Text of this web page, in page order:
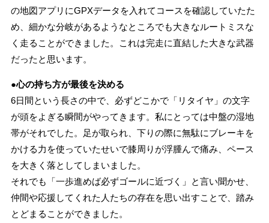
の地図アプリにGPXデータを入れてコースを確認していたた
め、細かな分岐があるようなところでも大きなルートミスな
く走ることができました。これは完走に直結した大きな武器
だったと思います。
●心の持ち方が最後を決める
6日間という長さの中で、必ずどこかで「リタイヤ」の文字
が頭をよぎる瞬間がやってきます。私にとっては中盤の湿地
帯がそれでした。足が取られ、下りの際に無駄にブレーキを
かける力を使っていたせいで膝周りが浮腫んで痛み、ペース
を大きく落としてしまいました。
それでも「一歩進めば必ずゴールに近づく」と言い聞かせ、
仲間や応援してくれた人たちの存在を思い出すことで、踏み
とどまることができました。